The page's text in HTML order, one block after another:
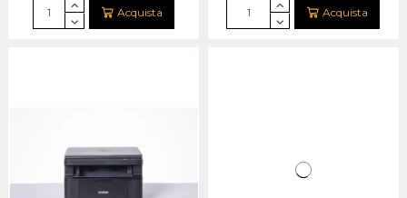
Acquista Acquista